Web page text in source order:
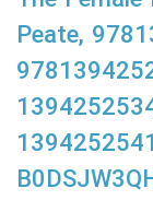
Peate,